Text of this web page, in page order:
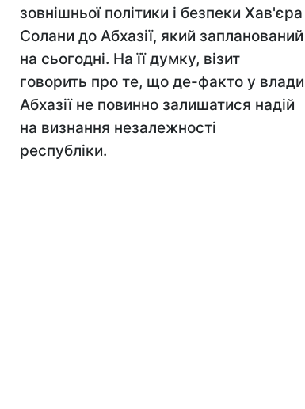
зовнішньої політики і безпеки Хав'єра
Солани до Абхазії, який запланований
на сьогодні. На її думку, візит
говорить про те, що де-факто у влади
Абхазії не повинно залишатися надій
на визнання незалежності
республіки.